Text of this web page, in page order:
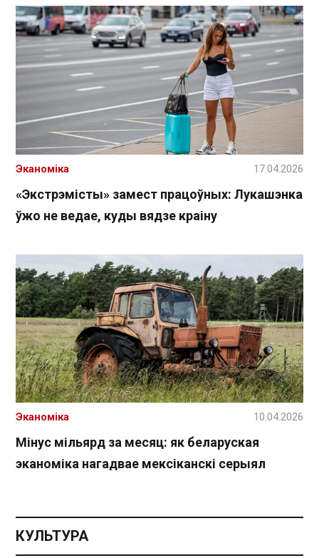
«Экстрэмісты» замест працоўных: Лукашэнка
ўжо не ведае, куды вядзе краіну
Эканоміка 17.04.2026
Мінус мільярд за месяц: як беларуская
эканоміка нагадвае мексіканскі серыял
Эканоміка 10.04.2026
КУЛЬТУРА